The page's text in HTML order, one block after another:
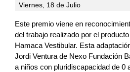
Viernes, 18 de Julio
Este premio viene en
del trabajo realizado por el
Hamaca Vestibular. Esta
Jordi Ventura de Nexo Fundación
a niños con pluridiscapacidad de 0